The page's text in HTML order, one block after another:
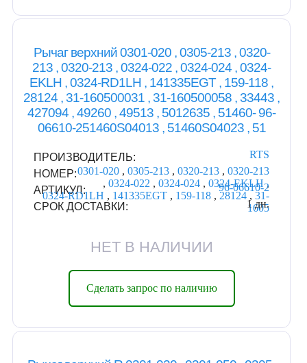
Рычаг верхний 0301-020 , 0305-213 , 0320-
213 , 0320-213 , 0324-022 , 0324-024 , 0324-
EKLH , 0324-RD1LH , 141335EGT , 159-118 ,
28124 , 31-160500031 , 31-160500058 , 33443 ,
427094 , 49260 , 49513 , 5012635 , 51460- 96-
06610-251460S04013 , 51460S04023 , 51
ПРОИЗВОДИТЕЛЬ:
RTS
НОМЕР:0301-020 ,0305-213 ,0320-213 ,0320-213
,0324-022 ,0324-024 ,0324-EKLH,
0324-RD1LH , 141335EGT , 159-118 , 28124 ,31-
1605
АРТИКУЛ:
96-06610-2
СРОК ДОСТАВКИ:
1 дн.
НЕТ В НАЛИЧИИ
Сделать запрос по наличию